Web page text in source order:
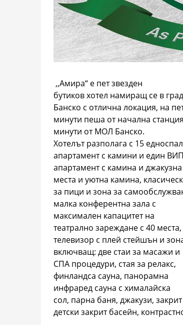
,,Амира“ е пет звезден
бутиков хотел намиращ се в град
Банско с отлична локация, на
минути пеша от начална
минути от МОЛ Банско.
Хотелът разполага с 15
апартамент с камини и един ВИП
апартамент с камина и
места и yютна камина,
за пици и зона за
малка конферентна зала с
максимален капацитет на
театрално зареждане с 40
телевизор с плей стейшън и
включващ: две стаи за масажи и
СПА процедури, стая за релакс,
финландса сауна, панорамна
инфраред сауна с хималайска
сол, парна баня, джакузи,
детски закрит басейн,